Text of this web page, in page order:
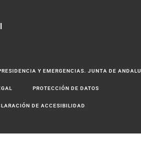
Y EMERGENCIAS. JUNTA DE
PROTECCIÓN DE DATOS
DE ACCESIBILIDAD